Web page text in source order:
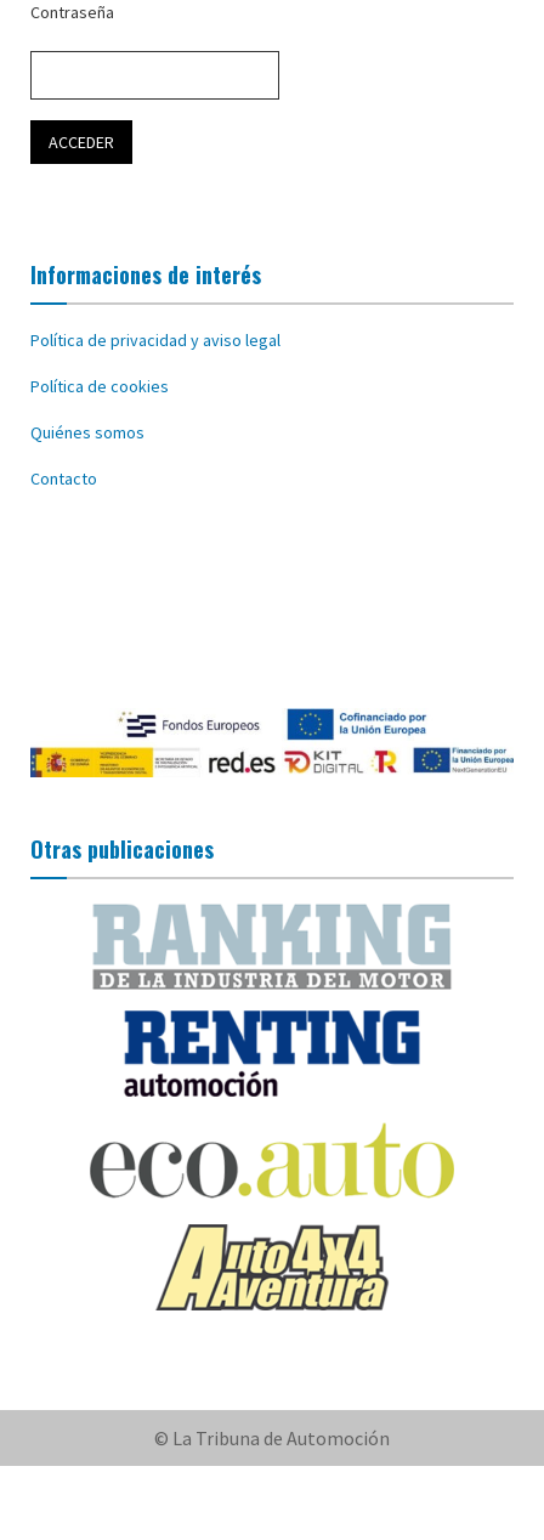
Contraseña
Informaciones de interés
Política de privacidad y aviso legal
Política de cookies
Quiénes somos
Contacto
Otras publicaciones
© La Tribuna de Automoción